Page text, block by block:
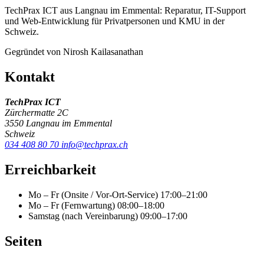
TechPrax ICT aus Langnau im Emmental: Reparatur, IT-Support
und Web-Entwicklung für Privatpersonen und KMU in der
Schweiz.
Gegründet von Nirosh Kailasanathan
Kontakt
TechPrax ICT
Zürchermatte 2C
3550 Langnau im Emmental
Schweiz
034 408 80 70 info@techprax.ch
Erreichbarkeit
Mo – Fr (Onsite / Vor-Ort-Service) 17:00–21:00
Mo – Fr (Fernwartung) 08:00–18:00
Samstag (nach Vereinbarung) 09:00–17:00
Seiten